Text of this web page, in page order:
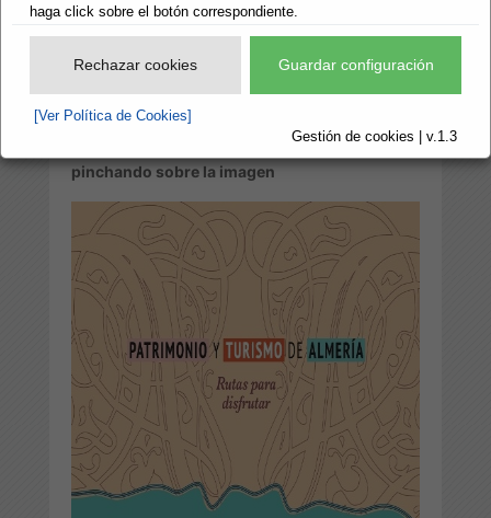
haga click sobre el botón correspondiente.
Rechazar cookies Guardar configuración
[Ver Política de Cookies]
Gestión de cookies | v.1.3
para disfrutar
Puedes acceder al contenido del libro
pinchando sobre la imagen